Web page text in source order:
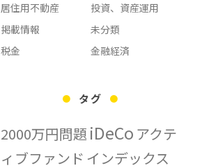
居住用不動産
投資、資産運用
掲載情報
未分類
税金
金融経済
タグ
2000万円問題 iDeCo アクテ
ィブファンド インデックス